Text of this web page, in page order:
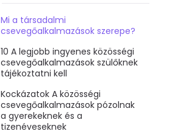
Mi a társadalmi
csevegőalkalmazások szerepe?
10 A legjobb ingyenes közösségi
csevegőalkalmazások szülőknek
tájékoztatni kell
Kockázatok A közösségi
csevegőalkalmazások pózolnak
a gyerekeknek és a
tizenéveseknek